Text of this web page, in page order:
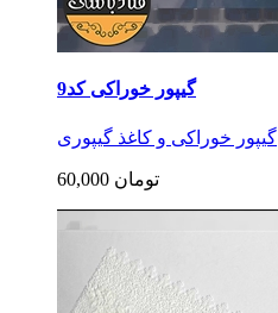
گیپور خوراکی کد9
گیپور خوراکی و کاغذ گیپوری
60,000 تومان